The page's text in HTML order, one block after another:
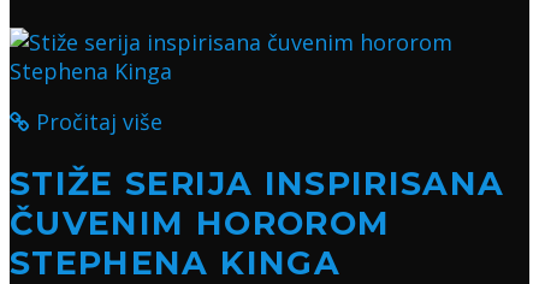
Pročitaj više
STIŽE SERIJA INSPIRISANA
ČUVENIM HOROROM
STEPHENA KINGA